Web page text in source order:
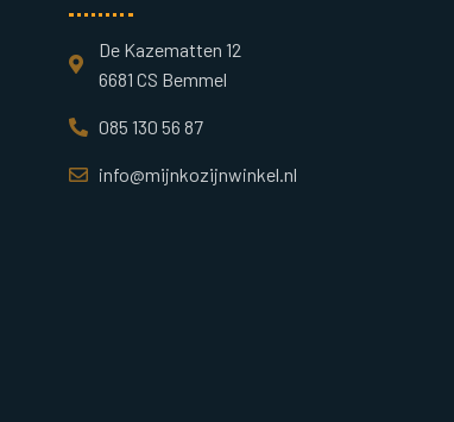
De Kazematten 12
6681 CS Bemmel
085 130 56 87
info@mijnkozijnwinkel.nl